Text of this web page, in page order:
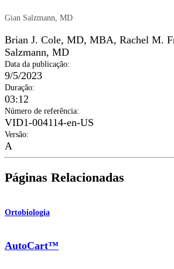
Gian Salzmann, MD
Brian J. Cole, MD, MBA, Rachel M.
Salzmann, MD
Data da publicação:
9/5/2023
Duração:
03:12
Número de referência:
VID1-004114-en-US
Versão:
A
Páginas Relacionadas
Ortobiologia
AutoCart™